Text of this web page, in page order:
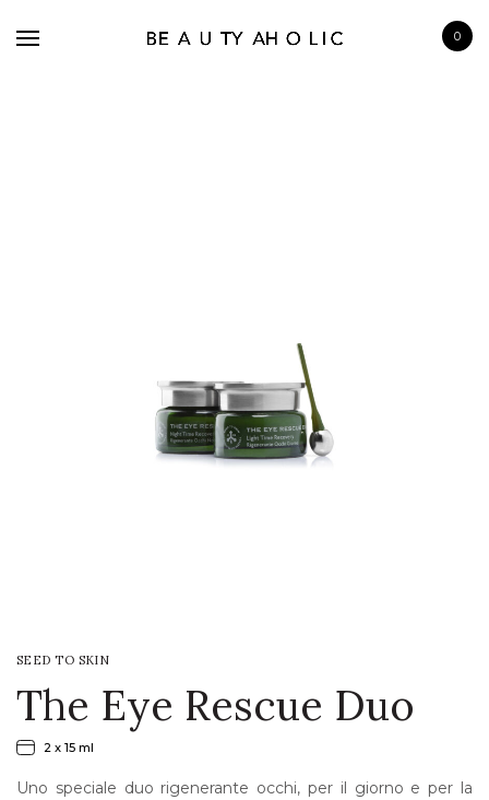
0
SEED TO SKIN
The Eye Rescue Duo
2 x 15 ml
Uno speciale duo rigenerante occhi, per il giorno e per la